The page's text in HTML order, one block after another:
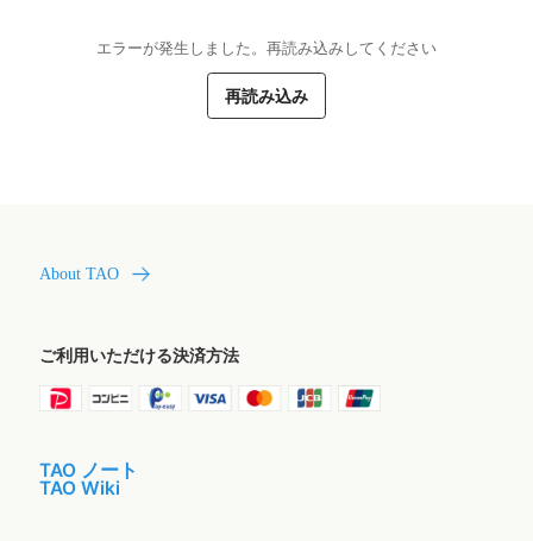
エラーが発生しました。再読み込みしてください
再読み込み
About TAO
ご利用いただける決済方法
TAO ノート
TAO Wiki